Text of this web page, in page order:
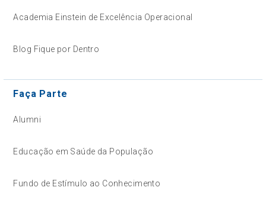
Academia Einstein de Excelência Operacional
Blog Fique por Dentro
Faça Parte
Alumni
Educação em Saúde da População
Fundo de Estímulo ao Conhecimento